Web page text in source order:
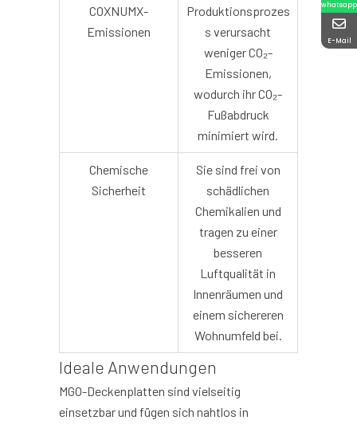
COXNUMX-
Emissionen
Produktionsprozes
s verursacht
weniger CO₂-
Emissionen,
wodurch ihr CO₂-
Fußabdruck
minimiert wird.
Chemische
Sicherheit
Sie sind frei von
schädlichen
Chemikalien und
tragen zu einer
besseren
Luftqualität in
Innenräumen und
einem sichereren
Wohnumfeld bei.
Ideale Anwendungen
MGO-Deckenplatten sind vielseitig
einsetzbar und fügen sich nahtlos in
whatsapp
E-Mail